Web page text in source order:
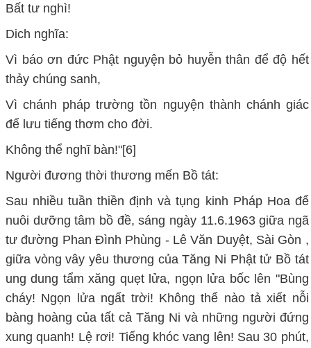
Bất tư nghì!
Dich nghĩa:
Vì báo ơn đức Phật nguyện bỏ huyễn thân để độ hết
thảy chúng sanh,
Vì chánh pháp trường tồn nguyện thành chánh giác
để lưu tiếng thơm cho đời.
Không thể nghĩ bàn!"[6]
Người đương thời thương mến Bồ tát:
Sau nhiều tuần thiền định và tụng kinh Pháp Hoa để
nuôi dưỡng tâm bồ đề, sáng ngày 11.6.1963 giữa ngã
tư đường Phan Đình Phùng - Lê Văn Duyệt, Sài Gòn ,
giữa vòng vây yêu thương của Tăng Ni Phật tử Bồ tát
ung dung tẩm xăng quẹt lửa, ngọn lửa bốc lên "Bùng
cháy! Ngọn lửa ngất trời! Không thể nào tả xiết nỗi
bàng hoàng của tất cả Tăng Ni và những người đứng
xung quanh! Lệ rơi! Tiếng khóc vang lên! Sau 30 phút,